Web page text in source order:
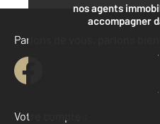
nos agents
accompagner
Demander
Parlons de vous, parlons biens
Votre compte :